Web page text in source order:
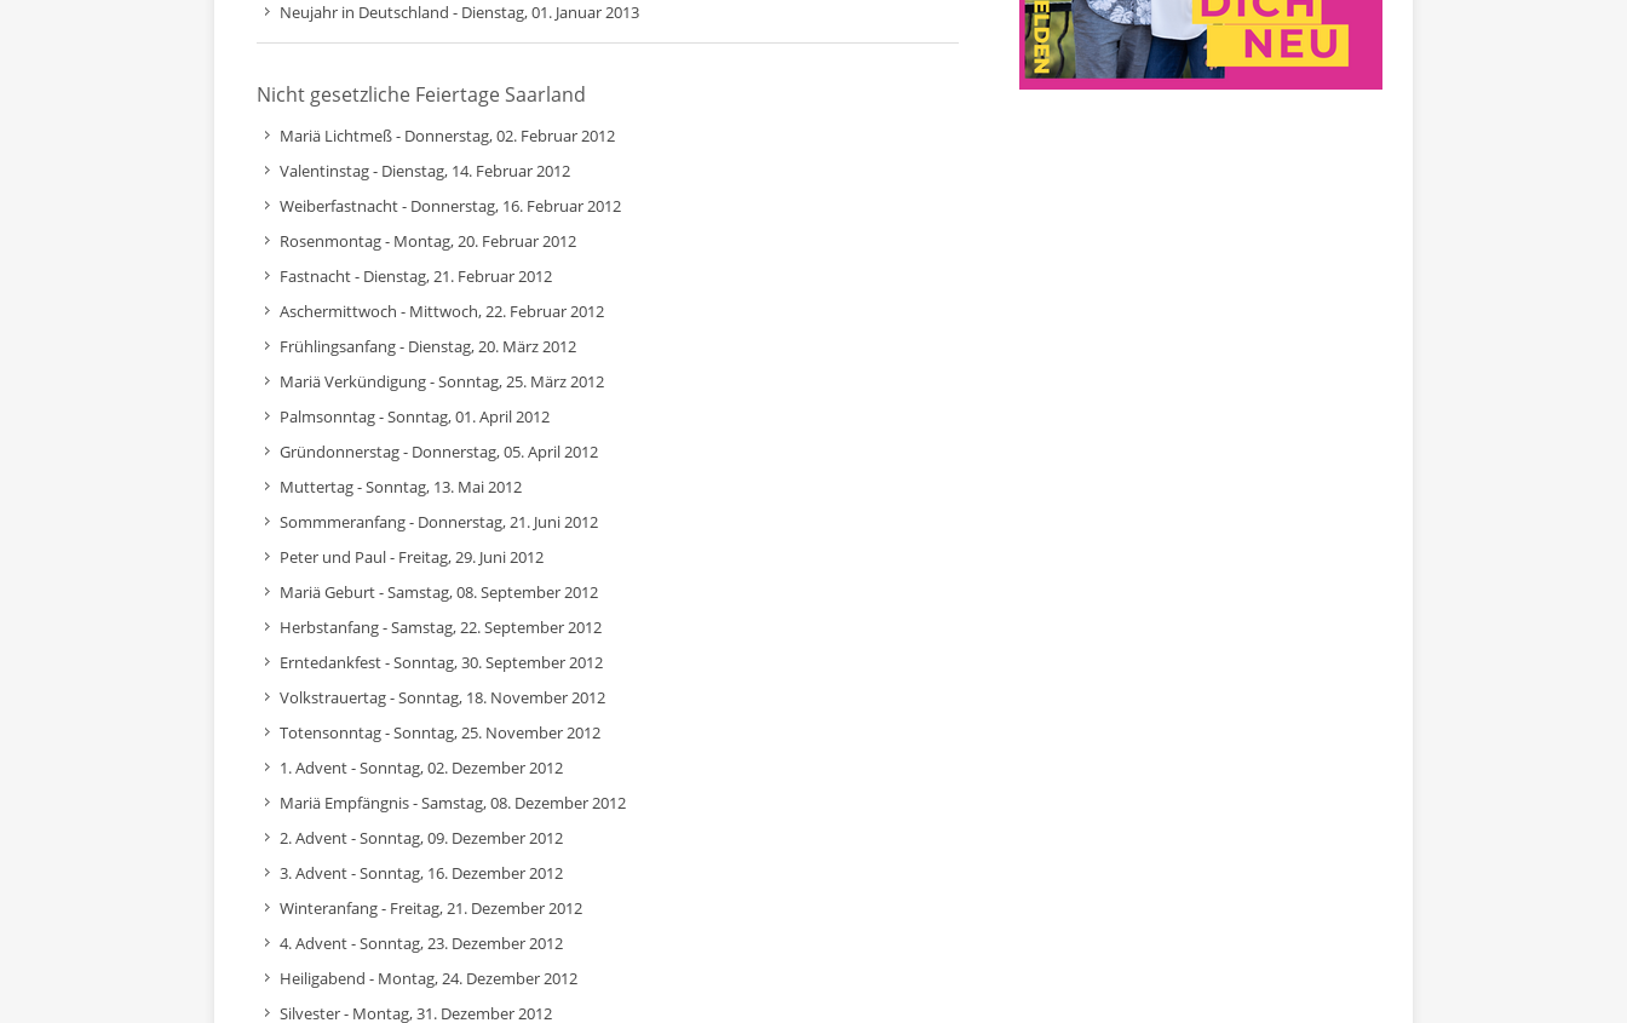
Neujahr in Deutschland - Dienstag, 01. Januar 2013
Nicht gesetzliche Feiertage Saarland
Mariä Lichtmeß - Donnerstag, 02. Februar 2012
Valentinstag - Dienstag, 14. Februar 2012
Weiberfastnacht - Donnerstag, 16. Februar 2012
Rosenmontag - Montag, 20. Februar 2012
Fastnacht - Dienstag, 21. Februar 2012
Aschermittwoch - Mittwoch, 22. Februar 2012
Frühlingsanfang - Dienstag, 20. März 2012
Mariä Verkündigung - Sonntag, 25. März 2012
Palmsonntag - Sonntag, 01. April 2012
Gründonnerstag - Donnerstag, 05. April 2012
Muttertag - Sonntag, 13. Mai 2012
Sommmeranfang - Donnerstag, 21. Juni 2012
Peter und Paul - Freitag, 29. Juni 2012
Mariä Geburt - Samstag, 08. September 2012
Herbstanfang - Samstag, 22. September 2012
Erntedankfest - Sonntag, 30. September 2012
Volkstrauertag - Sonntag, 18. November 2012
Totensonntag - Sonntag, 25. November 2012
1. Advent - Sonntag, 02. Dezember 2012
Mariä Empfängnis - Samstag, 08. Dezember 2012
2. Advent - Sonntag, 09. Dezember 2012
3. Advent - Sonntag, 16. Dezember 2012
Winteranfang - Freitag, 21. Dezember 2012
4. Advent - Sonntag, 23. Dezember 2012
Heiligabend - Montag, 24. Dezember 2012
Silvester - Montag, 31. Dezember 2012